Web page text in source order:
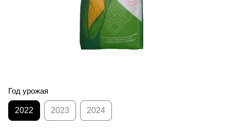
Год урожая
2022 2023 2024